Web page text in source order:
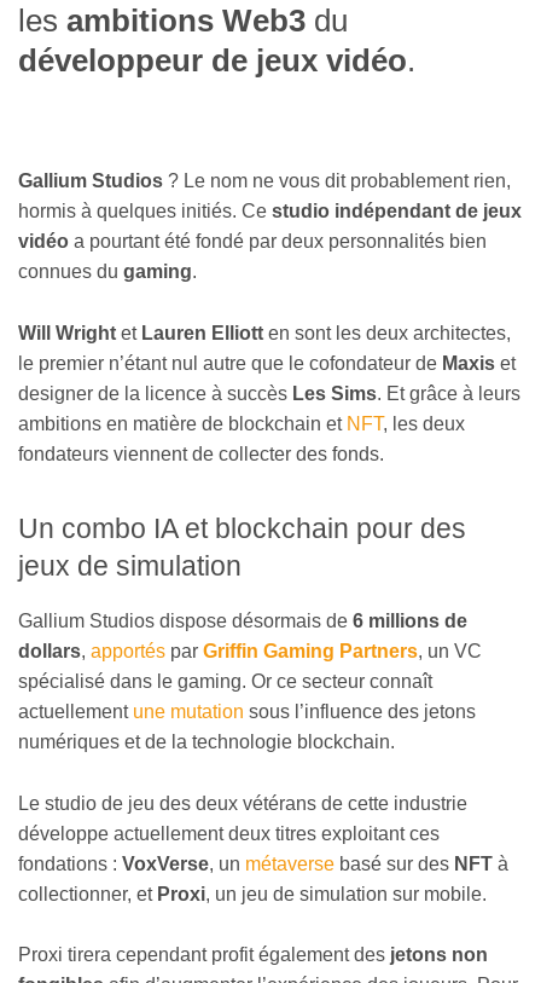
les ambitions Web3 du
développeur de jeux vidéo.
Gallium Studios ? Le nom ne vous dit probablement rien,
hormis à quelques initiés. Ce studio indépendant de jeux
vidéo a pourtant été fondé par deux personnalités bien
connues du gaming.
Will Wright et Lauren Elliott en sont les deux architectes,
le premier n’étant nul autre que le cofondateur de Maxis et
designer de la licence à succès Les Sims. Et grâce à leurs
ambitions en matière de blockchain et NFT, les deux
fondateurs viennent de collecter des fonds.
Un combo IA et blockchain pour des
jeux de simulation
Gallium Studios dispose désormais de 6 millions de
dollars, apportés par Griffin Gaming Partners, un VC
spécialisé dans le gaming. Or ce secteur connaît
actuellement une mutation sous l’influence des jetons
numériques et de la technologie blockchain.
Le studio de jeu des deux vétérans de cette industrie
développe actuellement deux titres exploitant ces
fondations : VoxVerse, un métaverse basé sur des NFT à
collectionner, et Proxi, un jeu de simulation sur mobile.
Proxi tirera cependant profit également des jetons non